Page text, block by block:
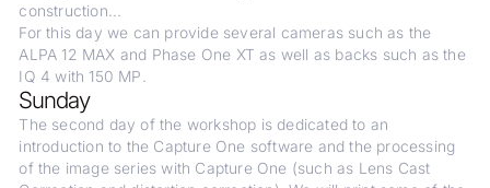
construction...
For this day we can provide several cameras such as the
ALPA 12 MAX and Phase One XT as well as backs such as the
IQ 4 with 150 MP.
Sunday
The second day of the workshop is dedicated to an
introduction to the Capture One software and the processing
of the image series with Capture One (such as Lens Cast